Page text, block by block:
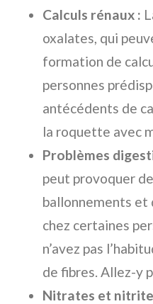
Calculs rénaux :
oxalates, qui
formation de
personnes
antécédents de
la roquette avec
Problèmes
peut provoquer
ballonnements
chez certaines
n’avez pas
de fibres. Allez-y
Nitrates et